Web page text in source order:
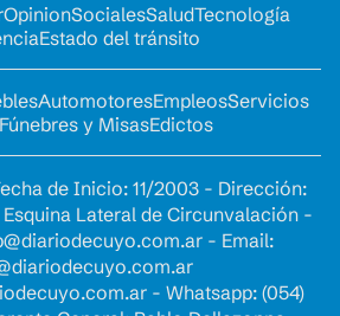
OpinionSocialesSaludTecnología
Estado del tránsito
AutomotoresEmpleosServicios
y MisasEdictos
de Inicio: 11/2003 - Dirección:
Esquina Lateral de Circunvalación -
- Email:
- Whatsapp: (054)